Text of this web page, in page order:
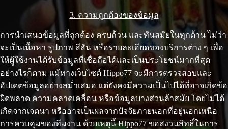
3. ความถูกต้องของข้อมูล
การนำเสนอข้อมูลที่ถูกต้อง ครบถ้วน และทันสมัยในทุกด้าน ไม่ว่า
จะเป็นเนื้อหา รูปภาพ สีสัน หรือรายละเอียดของบริการต่าง ๆ เพื่อ
ให้ผู้ใช้งานได้รับข้อมูลที่เชื่อถือได้และเป็นประโยชน์มากที่สุด
อย่างไรก็ตาม แม้ทางเว็บไซต์ Hippo77 จะมีการตรวจสอบและ
อัปเดตข้อมูลอย่างสม่ำเสมอ แต่ยังคงมีความเป็นไปได้ที่อาจเกิดข้อ
ผิดพลาด ความคลาดเคลื่อน หรือข้อมูลบางส่วนล้าสมัย โดยไม่ได้
เกิดจากเจตนา หรืออาจเป็นผลจากปัจจัยภายนอกที่อยู่นอกเหนือ
การควบคุมของทีมงาน ด้วยเหตุนี้ Hippo77 ขอสงวนสิทธิ์ในการ